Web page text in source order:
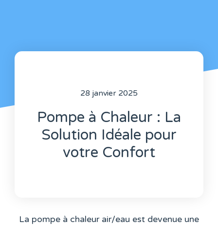
28 janvier 2025
Pompe à Chaleur : La
Solution Idéale pour
votre Confort
La pompe à chaleur air/eau est devenue une